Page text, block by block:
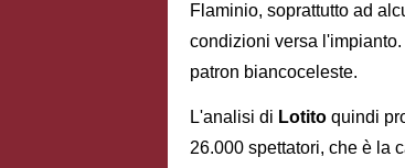
Flaminio, soprattutto ad
condizioni versa
patron biancoceleste.
L'analisi di Lotito quindi
26.000 spettatori, che è la